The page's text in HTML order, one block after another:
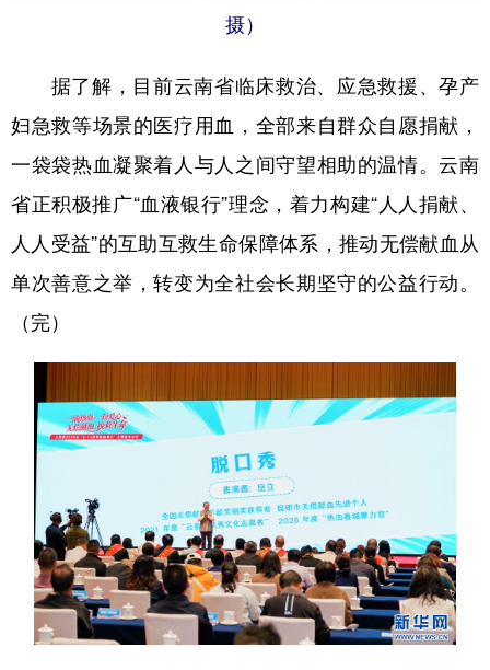
摄）
据了解，目前云南省临床救治、应急救援、孕产
妇急救等场景的医疗用血，全部来自群众自愿捐献，
一袋袋热血凝聚着人与人之间守望相助的温情。云南
省正积极推广“血液银行”理念，着力构建“人人捐献、
人人受益”的互助互救生命保障体系，推动无偿献血从
单次善意之举，转变为全社会长期坚守的公益行动。
（完）